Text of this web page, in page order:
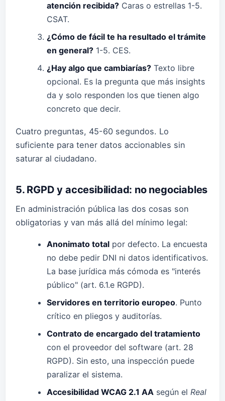
atención recibida? Caras o estrellas 1-5.
CSAT.
¿Cómo de fácil te ha resultado el trámite
en general? 1-5. CES.
¿Hay algo que cambiarías? Texto libre
opcional. Es la pregunta que más insights
da y solo responden los que tienen algo
concreto que decir.
Cuatro preguntas, 45-60 segundos. Lo
suficiente para tener datos accionables sin
saturar al ciudadano.
5. RGPD y accesibilidad: no negociables
En administración pública las dos cosas son
obligatorias y van más allá del mínimo legal:
Anonimato total por defecto. La encuesta
no debe pedir DNI ni datos identificativos.
La base jurídica más cómoda es "interés
público" (art. 6.1.e RGPD).
Servidores en territorio europeo. Punto
crítico en pliegos y auditorías.
Contrato de encargado del tratamiento
con el proveedor del software (art. 28
RGPD). Sin esto, una inspección puede
paralizar el sistema.
Accesibilidad WCAG 2.1 AA según el Real